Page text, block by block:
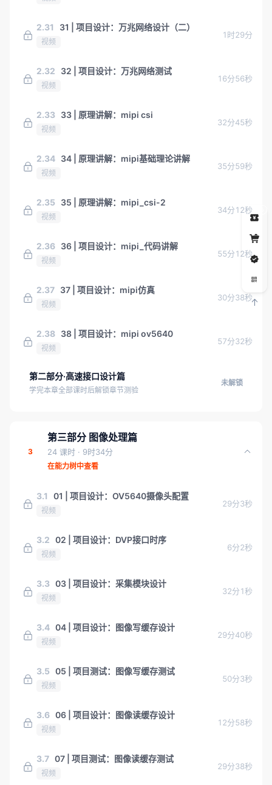
2.31 31 | 项目设计：万兆网络设计（二）
视频
1时29分
2.32 32 | 项目设计：万兆网络测试
视频
16分56秒
2.33 33 | 原理讲解：mipi csi
视频
32分45秒
2.34 34 | 原理讲解：mipi基础理论讲解
视频
35分59秒
2.35 35 | 原理讲解：mipi_csi-2
视频
34分12秒
2.36 36 | 项目设计：mipi_代码讲解
视频
55分12秒
2.37 37 | 项目设计：mipi仿真
视频
30分38秒
2.38 38 | 项目设计：mipi ov5640
视频
57分32秒
第二部分·高速接口设计篇
学完本章全部课时后解锁章节测验
未解锁
3
第三部分 图像处理篇
24 课时 · 9时34分
在能力树中查看
3.1 01 | 项目设计：OV5640摄像头配置
视频
29分3秒
3.2 02 | 项目设计：DVP接口时序
视频
6分2秒
3.3 03 | 项目设计：采集模块设计
视频
32分1秒
3.4 04 | 项目设计：图像写缓存设计
视频
29分40秒
3.5 05 | 项目测试：图像写缓存测试
视频
50分3秒
3.6 06 | 项目设计：图像读缓存设计
视频
12分58秒
3.7 07 | 项目测试：图像读缓存测试
视频
29分38秒